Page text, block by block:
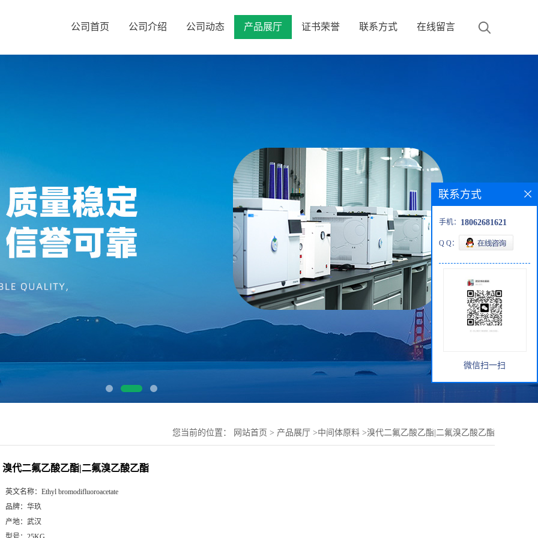
公司首页 公司介绍 公司动态 产品展厅 证书荣誉 联系方式 在线留言
您当前的位置： 网站首页 > 产品展厅 >中间体原料 >溴代二氟乙酸乙酯|二氟溴乙酸乙酯
溴代二氟乙酸乙酯|二氟溴乙酸乙酯
英文名称： Ethyl bromodifluoroacetate
品牌： 华玖
产地： 武汉
联系方式
手机： 18062681621
Q Q：
微信扫一扫